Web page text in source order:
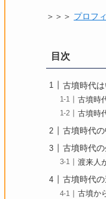
＞＞＞ プロフ
目次
古墳時代
古墳時
古墳時
古墳時代
古墳時代
渡来人
古墳時代
古墳か